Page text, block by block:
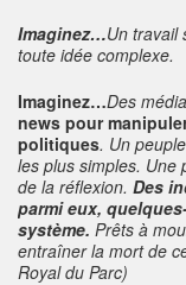
Imaginez…Un travail
toute idée complexe.
Imaginez…Des
news pour
politiques. Un
les plus simples. Une
de la réflexion. Des
parmi eux,
système. Prêts à
entraîner la mort de
Royal du Parc)